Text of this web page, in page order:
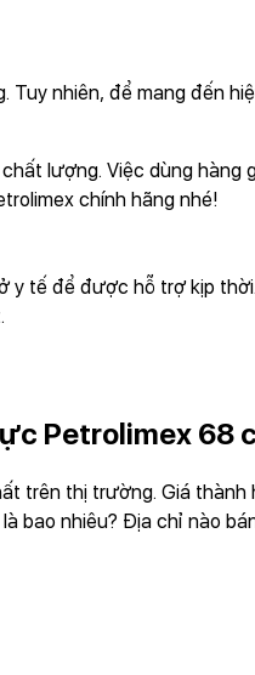
nhiên, để mang đến
lượng. Việc dùng
chính hãng nhé!
y tế để được hỗ trợ kịp thời.
Petrolimex 68
trên thị trường. Giá thành
nhiêu? Địa chỉ nào